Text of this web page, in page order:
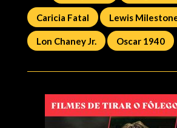
Caricia Fatal Lewis
Lon Chaney Jr. Oscar 1940